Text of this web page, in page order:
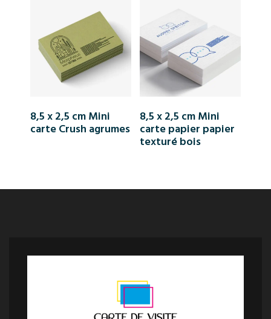
8,5 x 2,5 cm Mini
carte Crush agrumes
8,5 x 2,5 cm Mini
carte papier papier
texturé bois